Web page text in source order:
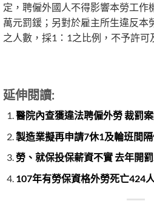
定，聘僱外國人不得影響本勞工作
萬元罰鍰；另對於雇主所生違反本
之人數，採1：1之比例，不予許可
延伸閱讀:
醫院內查獲違法聘僱外勞 裁罰
製造業擬再申請7休1及輪班間
勞、就保投保薪資不實 去年開
107年有勞保資格外勞死亡424